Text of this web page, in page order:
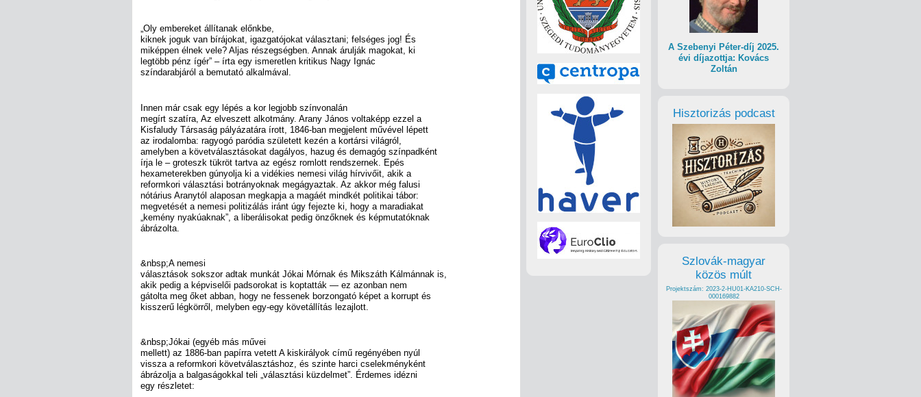
„Oly embereket állítanak előnkbe,
kiknek joguk van bírájokat, igazgatójokat választani; felséges jog! És
miképpen élnek vele? Aljas részegségben. Annak árulják magokat, ki
legtöbb pénz ígér” – írta egy ismeretlen kritikus Nagy Ignác
színdarabjáról a bemutató alkalmával.
Innen már csak egy lépés a kor legjobb színvonalán
megírt szatíra, Az elveszett alkotmány. Arany János voltaképp ezzel a
Kisfaludy Társaság pályázatára írott, 1846-ban megjelent művével lépett
az irodalomba: ragyogó paródia született kezén a kortársi világról,
amelyben a követválasztásokat dagályos, hazug és demagóg színpadként
írja le – groteszk tükröt tartva az egész romlott rendszernek. Epés
hexameterekben gúnyolja ki a vidékies nemesi világ hírvivőit, akik a
reformkori választási botrányoknak megágyaztak. Az akkor még falusi
nótárius Aranytól alaposan megkapja a magáét mindkét politikai tábor:
megvetését a nemesi politizálás iránt úgy fejezte ki, hogy a maradiakat
„kemény nyakúaknak”, a liberálisokat pedig önzőknek és képmutatóknak
ábrázolta.
&nbsp;A nemesi
választások sokszor adtak munkát Jókai Mórnak és Mikszáth Kálmánnak is,
akik pedig a képviselői padsorokat is koptatták — ez azonban nem
gátolta meg őket abban, hogy ne fessenek borzongató képet a korrupt és
kisszerű légkörről, melyben egy-egy követállítás lezajlott.
&nbsp;Jókai (egyéb más művei
mellett) az 1886-ban papírra vetett A kiskirályok című regényében nyúl
vissza a reformkori követválasztáshoz, és szinte harci cselekményként
ábrázolja a balgaságokkal teli „választási küzdelmet”. Érdemes idézni
egy részletet:
A Szebenyi Péter-díj 2025.
évi díjazottja: Kovács
Zoltán
Hisztorizás podcast
Szlovák-magyar
közös múlt
Projektszám: 2023-2-HU01-KA210-SCH-
000169882